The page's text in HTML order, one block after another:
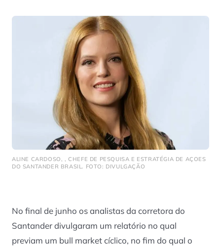
ALINE CARDOSO, , CHEFE DE PESQUISA E ESTRATÉGIA DE AÇOES
DO SANTANDER BRASIL. FOTO: DIVULGAÇÃO
No final de junho os analistas da corretora do
Santander divulgaram um relatório no qual
previam um bull market cíclico, no fim do qual o